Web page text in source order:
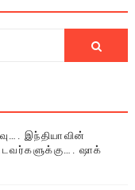
இந்தியாவின்
ஷாக்